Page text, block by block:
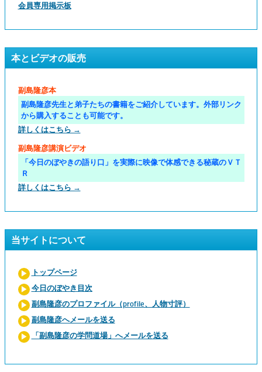
会員専用掲示板
本とビデオの販売
副島隆彦本
副島隆彦先生と弟子たちの書籍をご紹介しています。外部リンク
から購入することも可能です。
詳しくはこちら →
副島隆彦講演ビデオ
「今日のぼやきの語り口」を実際に映像で体感できる秘蔵のＶＴ
Ｒ
詳しくはこちら →
当サイトについて
トップページ
今日のぼやき目次
副島隆彦のプロファイル（profile、人物寸評）
副島隆彦へメールを送る
「副島隆彦の学問道場」へメールを送る